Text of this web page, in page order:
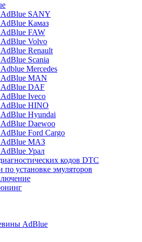
SANY
Камаз
FAW
Volvo
Renault
Scania
Mercedes
MAN
DAF
Iveco
HINO
Hyundai
Daewoo
Ford Cargo
AdBlue МАЗ
Урал
кодов DTC
установке эмуляторов
AdBlue